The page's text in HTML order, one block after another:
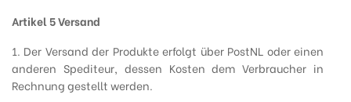
Artikel 5 Versand
1. Der Versand der Produkte erfolgt über PostNL oder einen
anderen Spediteur, dessen Kosten dem Verbraucher in
Rechnung gestellt werden.